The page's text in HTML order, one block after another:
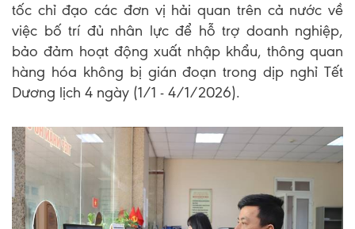
tốc chỉ đạo các đơn vị hải quan trên cả nước về
việc bố trí đủ nhân lực để hỗ trợ doanh nghiệp,
bảo đảm hoạt động xuất nhập khẩu, thông quan
hàng hóa không bị gián đoạn trong dịp nghỉ Tết
Dương lịch 4 ngày (1/1 - 4/1/2026).